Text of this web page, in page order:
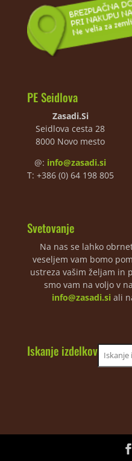
PE Seidlova
Zasadi.Si
Seidlova cesta 28
8000 Novo mesto
@: info@zasadi.si
T: +386 (0) 64 198 805
Svetovanje
Na nas se lahko
veseljem vam bomo
ustreza vašim željam in
smo vam na voljo v
info@zasadi.si ali
Iskanje izdelkov